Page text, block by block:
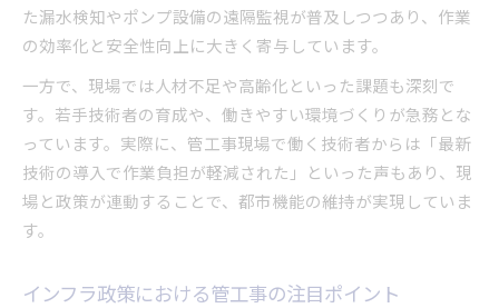
た漏水検知やポンプ設備の遠隔監視が普及しつつあり、作業
の効率化と安全性向上に大きく寄与しています。
一方で、現場では人材不足や高齢化といった課題も深刻で
す。若手技術者の育成や、働きやすい環境づくりが急務とな
っています。実際に、管工事現場で働く技術者からは「最新
技術の導入で作業負担が軽減された」といった声もあり、現
場と政策が連動することで、都市機能の維持が実現していま
す。
インフラ政策における管工事の注目ポイント